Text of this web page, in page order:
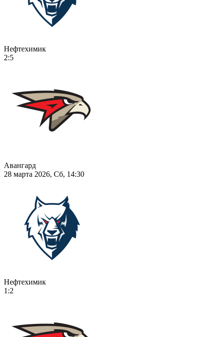
Нефтехимик
2:5
Авангард
28 марта 2026, Сб, 14:30
Нефтехимик
1:2